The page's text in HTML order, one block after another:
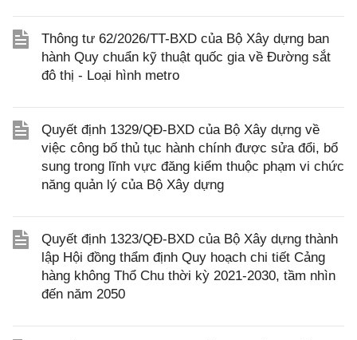
Thông tư 62/2026/TT-BXD của Bộ Xây dựng ban
hành Quy chuẩn kỹ thuật quốc gia về Đường sắt
đô thị - Loại hình metro
Quyết định 1329/QĐ-BXD của Bộ Xây dựng về
việc công bố thủ tục hành chính được sửa đổi, bổ
sung trong lĩnh vực đăng kiểm thuộc phạm vi chức
năng quản lý của Bộ Xây dựng
Quyết định 1323/QĐ-BXD của Bộ Xây dựng thành
lập Hội đồng thẩm định Quy hoạch chi tiết Cảng
hàng không Thổ Chu thời kỳ 2021-2030, tầm nhìn
đến năm 2050